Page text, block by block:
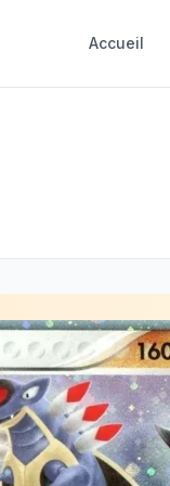
Accueil
Accueil